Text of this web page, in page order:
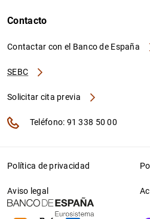
Contacto
Contactar con el Banco de España
SEBC
Solicitar cita previa
Teléfono: 91 338 50 00
Política de privacidad
Aviso legal